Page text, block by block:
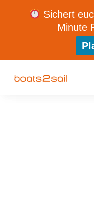
Sichert
Minute